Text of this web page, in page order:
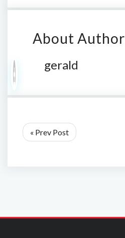
About Author
gerald
« Prev Post